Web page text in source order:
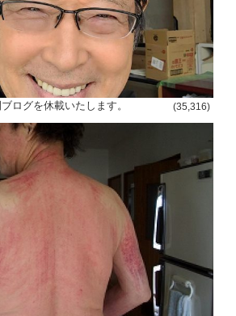
ログを休載いたします。 (35,316)